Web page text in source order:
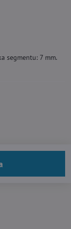
segmentu: 7 mm.